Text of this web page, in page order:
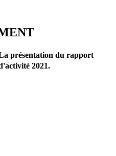
présentation du rapport
2021.